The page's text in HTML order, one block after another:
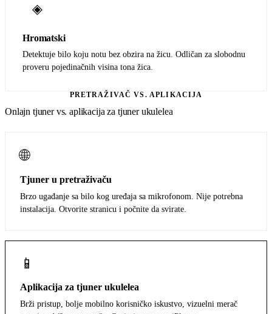
◈
Hromatski
Detektuje bilo koju notu bez obzira na žicu. Odličan za slobodnu
proveru pojedinačnih visina tona žica.
PRETRAŽIVAČ VS. APLIKACIJA
Onlajn tjuner vs. aplikacija za tjuner ukulelea
🌐
Tjuner u pretraživaču
Brzo ugađanje sa bilo kog uređaja sa mikrofonom. Nije potrebna
instalacija. Otvorite stranicu i počnite da svirate.
📱
Aplikacija za tjuner ukulelea
Brži pristup, bolje mobilno korisničko iskustvo, vizuelni merač